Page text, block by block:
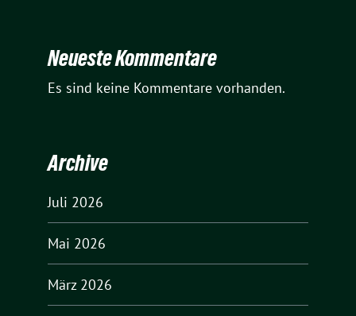
Neueste Kommentare
Es sind keine Kommentare vorhanden.
Archive
Juli 2026
Mai 2026
März 2026